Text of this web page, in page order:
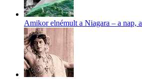
Amikor elnémult a Niagara – a nap,